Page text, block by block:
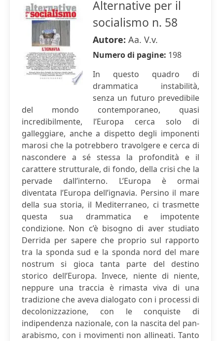
Alternative per il
socialismo n. 58
Autore: Aa. V.v.
Numero di pagine: 198
In questo quadro di
drammatica instabilità,
senza un futuro prevedibile
del mondo contemporaneo, quasi
incredibilmente, l’Europa cerca solo di
galleggiare, anche a dispetto degli imponenti
marosi che la potrebbero travolgere e cerca di
nascondere a sé stessa la profondità e il
carattere strutturale, di fondo, della crisi che la
pervade dall’interno. L’Europa è ormai
diventata l’Europa dell’ignavia. Persino il mare
della sua storia, il Mediterraneo, ci trasmette
questa sua drammatica e impotente
condizione. Non c’è bisogno di aver studiato
Derrida per sapere che proprio sul rapporto
tra la sponda sud e la sponda nord del mare
nostrum si gioca tanta parte del destino
storico dell’Europa. Invece, niente di niente,
neppure una traccia è rimasta viva di una
tradizione che aveva dialogato con i processi di
decolonizzazione, con le conquiste di
indipendenza nazionale, con la nascita del pan-
arabismo, con i movimenti non allineati. Tanto